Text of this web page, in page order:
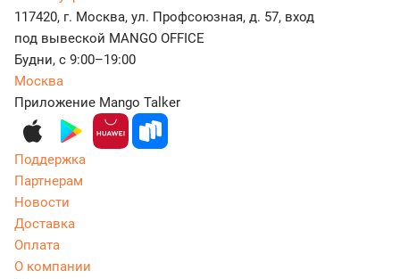
117420, г. Москва, ул. Профсоюзная, д. 57, вход
под вывеской MANGO OFFICE
Будни, с 9:00–19:00
Москва
Приложение Mango Talker
Поддержка
Партнерам
Новости
Доставка
Оплата
О компании